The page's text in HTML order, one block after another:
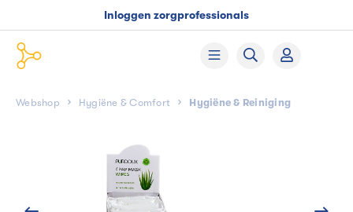
Inloggen zorgprofessionals
Webshop Hygiëne & Comfort Hygiëne & Reiniging